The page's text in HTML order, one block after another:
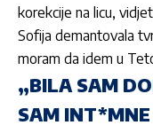
korekcije na licu,
Sofija demantovala
moram da idem u
„BILA SAM
SAM INT*MNE